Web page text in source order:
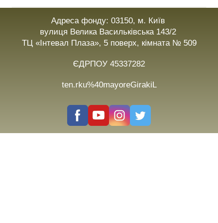
Адреса фонду: 03150, м. Київ
вулиця Велика Васильківська 143/2
ТЦ «Інтевал Плаза», 5 поверх, кімната № 509
ЄДРПОУ 45337282
ten.rku%40mayoreGirakiL